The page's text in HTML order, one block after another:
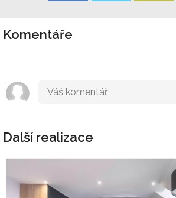
Komentáře
Další realizace